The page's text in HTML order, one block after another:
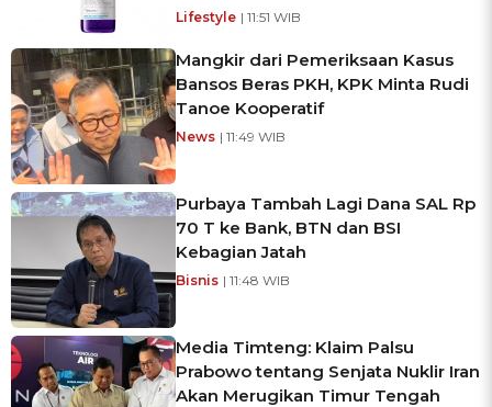
Lifestyle | 11:51 WIB
Mangkir dari Pemeriksaan Kasus
Bansos Beras PKH, KPK Minta Rudi
Tanoe Kooperatif
News | 11:49 WIB
Purbaya Tambah Lagi Dana SAL Rp
70 T ke Bank, BTN dan BSI
Kebagian Jatah
Bisnis | 11:48 WIB
Media Timteng: Klaim Palsu
Prabowo tentang Senjata Nuklir Iran
Akan Merugikan Timur Tengah